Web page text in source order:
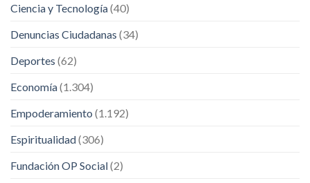
Ciencia y Tecnología(40)
Denuncias Ciudadanas (34)
Deportes (62)
Economía(1.304)
Empoderamiento (1.192)
Espiritualidad(306)
Fundación OP Social(2)